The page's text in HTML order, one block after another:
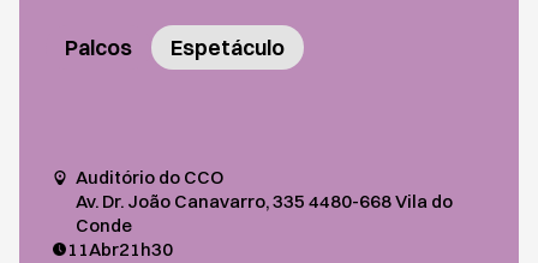
Auditório do CCO
Av. Dr. João Canavarro, 335 4480-668 Vila do
Conde
11Abr21h30
Palcos Espetáculo